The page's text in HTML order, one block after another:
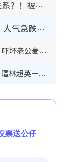
叶泓文拍拖一周年亲口否认情侣关系？！被质疑感情造假竟称GM“普通同事”
30岁男艺人低调宣布已秘密离巢！人气急跌变失踪人口：“这几年过得并不容易”
简淑儿染金发剪短头发气质判若两人！吓坏老公麦大力都认不出：“你做什么？”
TVB新闻主播陈嘉欣镜头前罕见失守！遭林超英一句话突袭吓坏当场大笑